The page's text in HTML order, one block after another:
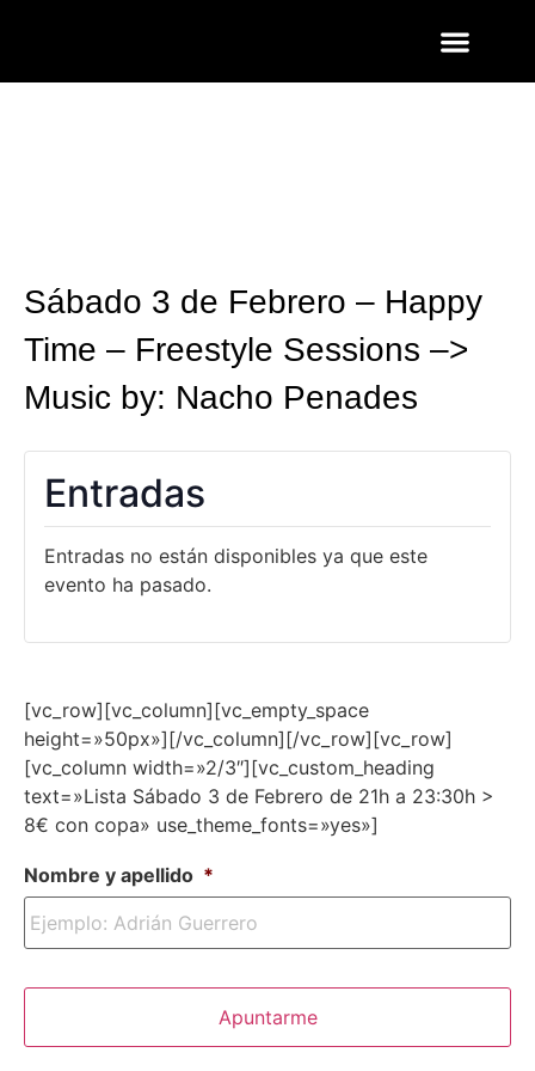
Sábado 3 de Febrero – Happy
Time – Freestyle Sessions –>
Music by: Nacho Penades
Entradas
Entradas no están disponibles ya que este
evento ha pasado.
[vc_row][vc_column][vc_empty_space
height=»50px»][/vc_column][/vc_row][vc_row]
[vc_column width=»2/3″][vc_custom_heading
text=»Lista Sábado 3 de Febrero de 21h a 23:30h >
8€ con copa» use_theme_fonts=»yes»]
Nombre y apellido *